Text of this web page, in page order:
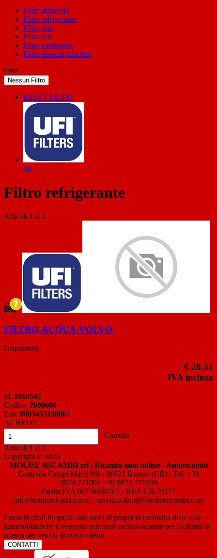
Filtro abitacolo
Filtro refrigerante
Filtro olio
Filtro aria
Filtro carburante
Filtro sistema idraulico
Filtri
Nessun Filtro
RESET FILTRI
ufi
Filtro refrigerante
Articoli 1 di 1
FILTRO-ACQUA-VOLVO-
Disponibile
€ 28,32
IVA inclusa
Id: 1010542
Codice: 2900600
Ean: 8003453130067
SCHEDA
Carrello
Articoli 1 di 1
Copyright © 2026
MOLISE RICAMBI srl | Ricambi auto online - Autoricambi
Contrada Campi Marzi 8/9 - 86021 Bojano (CB) - Tel. +39
0874.771002 +39 0874 771039
Partita IVA 00778060707 - REA CB-79177
info@molisericambi.com - servizioclienti@molisericambi.com
I marchi citati in questo sito sono di proprietà esclusiva delle case
automobilistiche e vengono qui usati esclusivamente per facilitare la
ricerca dei veicoli ai nostri clienti
CONTATTI